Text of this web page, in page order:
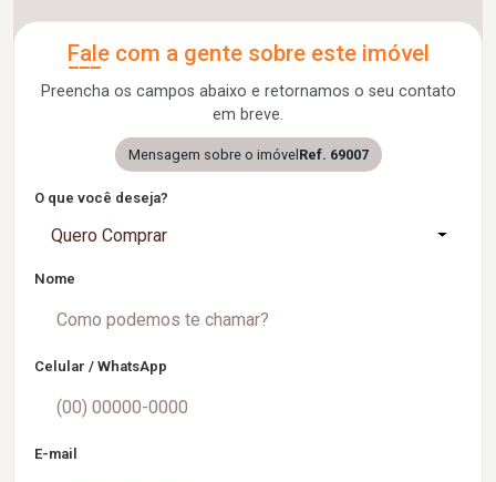
Fale com a gente sobre este imóvel
Preencha os campos abaixo e retornamos o seu contato
em breve.
Mensagem sobre o imóvelRef. 69007
O que você deseja?
Quero Comprar
Nome
Celular / WhatsApp
E-mail